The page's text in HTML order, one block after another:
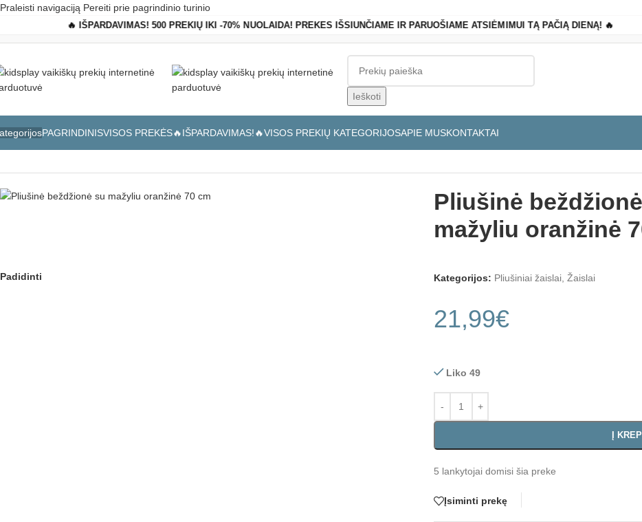
Praleisti navigaciją Pereiti prie pagrindinio turinio
🔥 IŠPARDAVIMAS! 500 PREKIŲ IKI -70% NUOLAIDA! PREKES IŠSIUNČIAME IR PARUOŠIAME ATSIĖMIMUI TĄ PAČIĄ DIENĄ! 🔥
Ieškoti
PAGRINDINISVISOS PREKĖS🔥IŠPARDAVIMAS!🔥VISOS PREKIŲ KATEGORIJOSAPIE MUSKONTAKTAI
Padidinti
Pliušinė
mažyliu oranžinė
Kategorijos: Pliušiniai žaislai Žaislai
21,99€
Liko 49
Į
5 lankytojai domisi šia preke
Įsiminti prekę